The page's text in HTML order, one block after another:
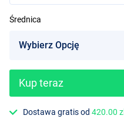
Średnica
Kup teraz
Dostawa gratis od420.00 zl